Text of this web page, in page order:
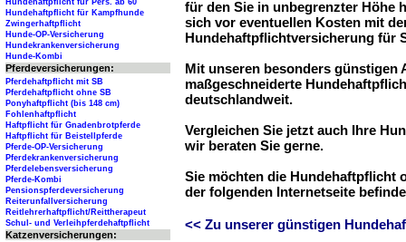
für den Sie in unbegrenzter Höhe
sich vor eventuellen Kosten mit
Hundehaftpflichtversicherung für
Mit unseren besonders günstigen
maßgeschneiderte
deutschlandweit.
Vergleichen Sie jetzt auch Ihre
wir beraten Sie gerne.
Sie möchten die Hundehaftpflicht
der folgenden Internetseite
<< Zu unserer günstigen
Hundehaftpflicht für Pers. ab 60
Hundehaftpflicht für Kampfhunde
Zwingerhaftpflicht
Hunde-OP-Versicherung
Hundekrankenversicherung
Hunde-Kombi
Pferdeversicherungen:
Pferdehaftpflicht mit SB
Pferdehaftpflicht ohne SB
Ponyhaftpflicht (bis 148 cm)
Fohlenhaftpflicht
Haftpflicht für Gnadenbrotpferde
Haftpflicht für Beistellpferde
Pferde-OP-Versicherung
Pferdekrankenversicherung
Pferdelebensversicherung
Pferde-Kombi
Pensionspferdeversicherung
Reiterunfallversicherung
Reitlehrerhaftpflicht/Reittherapeut
Schul- und Verleihpferdehaftpflicht
Katzenversicherungen: